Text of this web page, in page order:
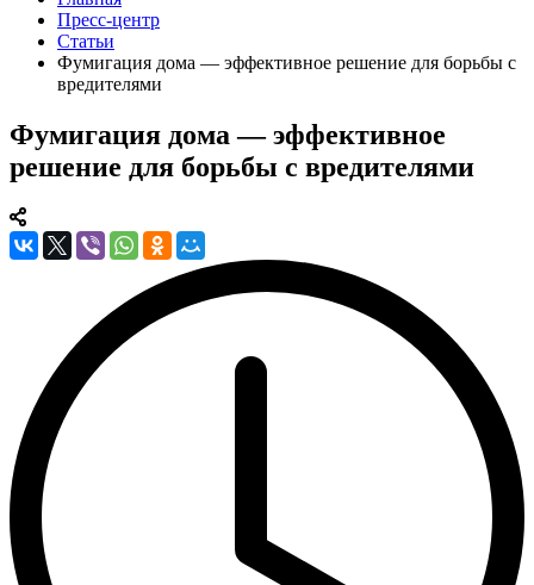
Пресс-центр
Статьи
Фумигация дома — эффективное решение для борьбы с
вредителями
Фумигация дома — эффективное
решение для борьбы с вредителями